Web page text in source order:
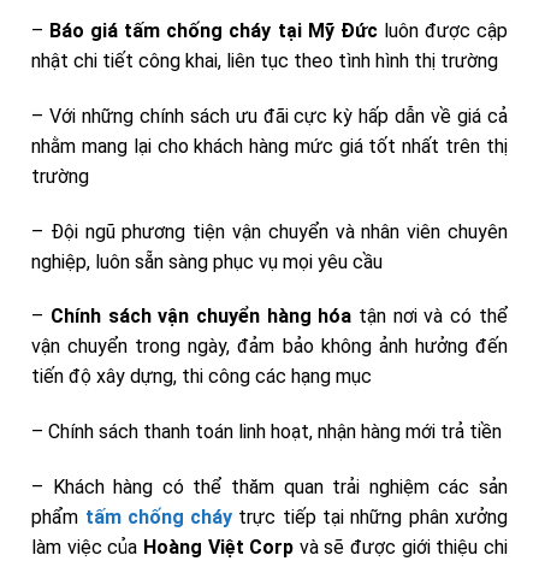
– Báo giá tấm chống cháy tại Mỹ Đứcluôn được cập
nhật chi tiết công khai, liên tục theo tình hình thị trường
– Với những chính sách ưu đãi cực kỳ hấp dẫn về giá cả
nhằm mang lại cho khách hàng mức giá tốt nhất trên thị
trường
– Đội ngũ phương tiện vận chuyển và nhân viên chuyên
nghiệp, luôn sẵn sàng phục vụ mọi yêu cầu
– Chính sách vận chuyển hàng hóa tận nơi và có thể
vận chuyển trong ngày, đảm bảo không ảnh hưởng đến
tiến độ xây dựng, thi công các hạng mục
– Chính sách thanh toán linh hoạt, nhận hàng mới trả tiền
– Khách hàng có thể thăm quan trải nghiệm các sản
phẩm tấm chống cháy trực tiếp tại những phân xưởng
làm việc của Hoàng Việt Corp và sẽ được giới thiệu chi